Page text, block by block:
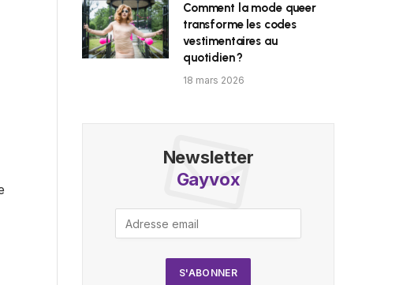
Comment la mode queer
transforme les codes
vestimentaires au
quotidien ?
18 mars 2026
Newsletter
Gayvox